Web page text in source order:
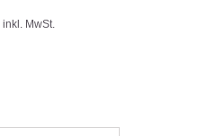
inkl. MwSt.